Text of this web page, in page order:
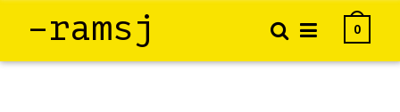
–ramsj 0